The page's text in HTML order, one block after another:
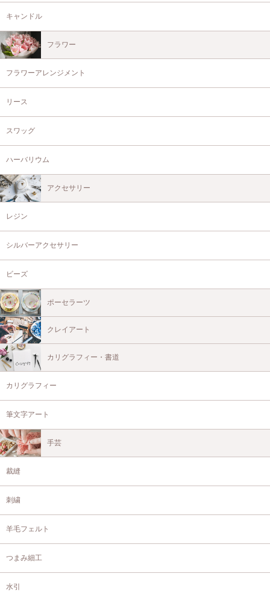
キャンドル
フラワー
フラワーアレンジメント
リース
スワッグ
ハーバリウム
アクセサリー
レジン
シルバーアクセサリー
ビーズ
ポーセラーツ
クレイアート
カリグラフィー・書道
カリグラフィー
筆文字アート
手芸
裁縫
刺繍
羊毛フェルト
つまみ細工
水引